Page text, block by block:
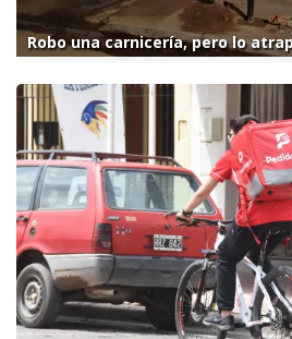
Robo una carnicería, pero lo